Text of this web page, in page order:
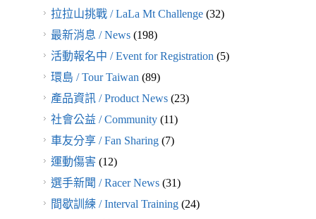
拉拉山挑戰 / LaLa Mt Challenge(32)
最新消息 / News(198)
活動報名中 / Event for Registration(5)
環島 / Tour Taiwan(89)
產品資訊 / Product News(23)
社會公益 / Community(11)
車友分享 / Fan Sharing(7)
運動傷害(12)
選手新聞 / Racer News(31)
間歇訓練 / Interval Training(24)